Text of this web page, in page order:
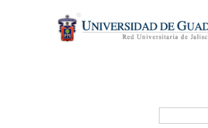
contenido
principal
Buscar